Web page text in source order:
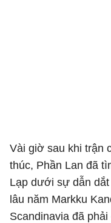
Vài giờ sau khi trận
thúc, Phần Lan đã
Lạp dưới sự dẫn
lâu năm Markku
Scandinavia đã